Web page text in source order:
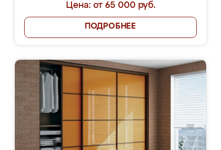
Цена: от 65 000 руб.
ПОДРОБНЕЕ